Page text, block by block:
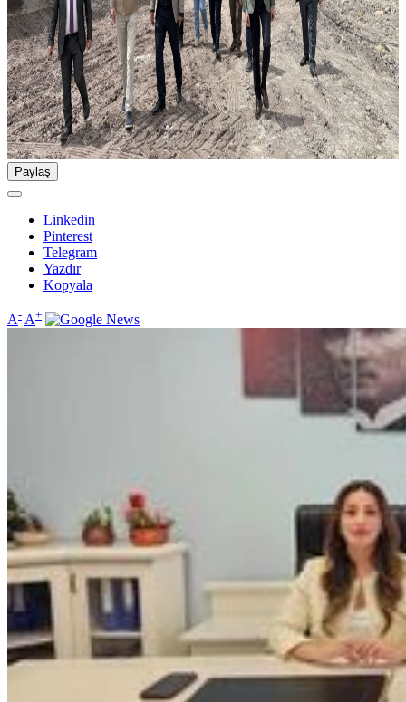
Paylaş
Linkedin
Pinterest
Telegram
Yazdır
Kopyala
A- A+